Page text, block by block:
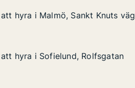
väg Sankt Knuts väg
hyra i Malmö, Sankt Knuts väg
hyra i Malmö, Sankt Knuts väg
Rolfsgatan
hyra i Sofielund, Rolfsgatan
hyra i Sofielund, Rolfsgatan